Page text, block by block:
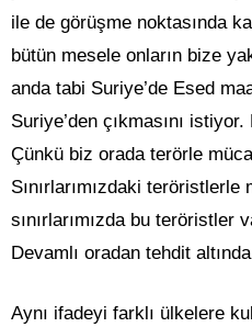
ile de görüşme noktasında
bütün mesele onların bize
anda tabi Suriye’de Esed
Suriye’den çıkmasını
Çünkü biz orada terörle
Sınırlarımızdaki
sınırlarımızda bu teröristler
Devamlı oradan tehdit
Aynı ifadeyi farklı ülkelere